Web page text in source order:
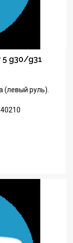
5 g30/g31
(левый руль).